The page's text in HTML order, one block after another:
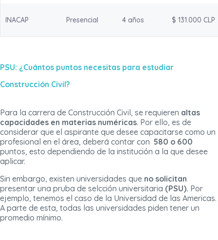
INACAP Presencial 4 años $ 131.000 CLP
PSU: ¿Cuántos puntos necesitas para estudiar
Construcción Civil?
Para la carrera de Construcción Civil, se requieren altas
capacidades en materias numéricas. Por ello, es de
considerar que el aspirante que desee capacitarse como un
profesional en el área, deberá contar con 580 o 600
puntos, esto dependiendo de la institución a la que desee
aplicar.
Sin embargo, existen universidades que no solicitan
presentar una pruba de selcción universitaria (PSU). Por
ejemplo, tenemos el caso de la Universidad de las Americas.
A parte de esta, todas las universidades piden tener un
promedio mínimo.